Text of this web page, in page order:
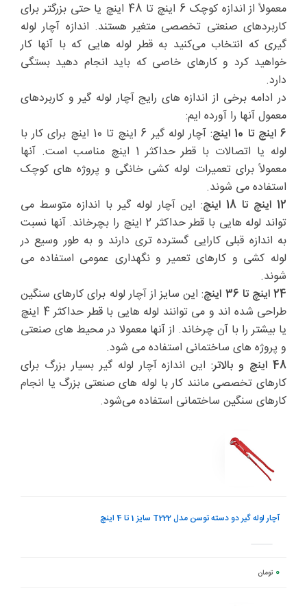
معمولاً از اندازه کوچک 6 اینچ تا 48 اینچ یا حتی بزرگتر برای
کاربردهای صنعتی تخصصی متغیر هستند. اندازه آچار لوله
گیری که انتخاب می‌کنید به قطر لوله هایی که با آنها کار
خواهید کرد و کارهای خاصی که باید انجام دهید بستگی
دارد.
در ادامه برخی از اندازه های رایج آچار لوله گیر و کاربردهای
معمول آنها را آورده ایم:
6 اینچ تا 10 اینچ
: آچار لوله گیر 6 اینچ تا 10 اینچ برای کار با
لوله یا اتصالات با قطر حداکثر 1 اینچ مناسب است. آنها
معمولاً برای تعمیرات لوله کشی خانگی و پروژه های کوچک
استفاده می شوند.
12 اینچ تا 18 اینچ
: این آچار لوله گیر با اندازه متوسط می
تواند لوله هایی با قطر حداکثر 2 اینچ را بچرخاند. آنها نسبت
به اندازه قبلی کارایی گسترده تری دارند و به طور وسیع در
لوله کشی و کارهای تعمیر و نگهداری عمومی استفاده می
شوند.
24 اینچ تا 36 اینچ
: این سایز از آچار لوله برای کارهای سنگین
طراحی شده اند و می توانند لوله هایی با قطر حداکثر 4 اینچ
یا بیشتر را با آن چرخاند. از آنها معمولا در محیط های صنعتی
و پروژه های ساختمانی استفاده می شود.
48 اینچ و بالاتر
: این اندازه آچار لوله گیر بسیار بزرگ برای
کارهای تخصصی مانند کار با لوله های صنعتی بزرگ یا انجام
کارهای سنگین ساختمانی استفاده می‌شود.
وضعیت / عکس
آچار لوله گیر دو دسته توسن مدل T222 سایز 1 تا 4 اینچ
0 تومان